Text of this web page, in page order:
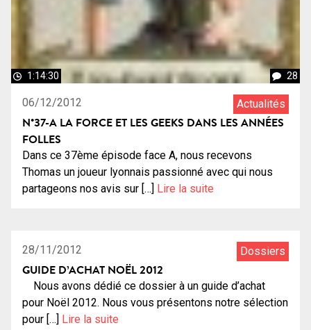
1:14:30 28
06/12/2012 Actualités
N°37-A LA FORCE ET LES GEEKS DANS LES ANNÉES
FOLLES
Dans ce 37ème épisode face A, nous recevons
Thomas un joueur lyonnais passionné avec qui nous
partageons nos avis sur […] Lire la suite
28/11/2012 Dossiers
GUIDE D’ACHAT NOËL 2012
Nous avons dédié ce dossier à un guide d’achat
pour Noël 2012. Nous vous présentons notre sélection
pour […] Lire la suite